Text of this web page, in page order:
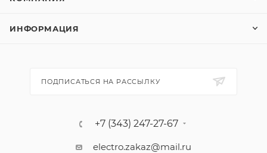
ИНФОРМАЦИЯ
ПОДПИСАТЬСЯ НА РАССЫЛКУ
+7 (343) 247-27-67
electro.zakaz@mail.ru